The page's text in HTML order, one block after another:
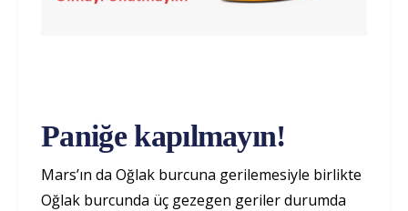
Paniğe kapılmayın!
Mars’ın da Oğlak burcuna gerilemesiyle birlikte
Oğlak burcunda üç gezegen geriler durumda